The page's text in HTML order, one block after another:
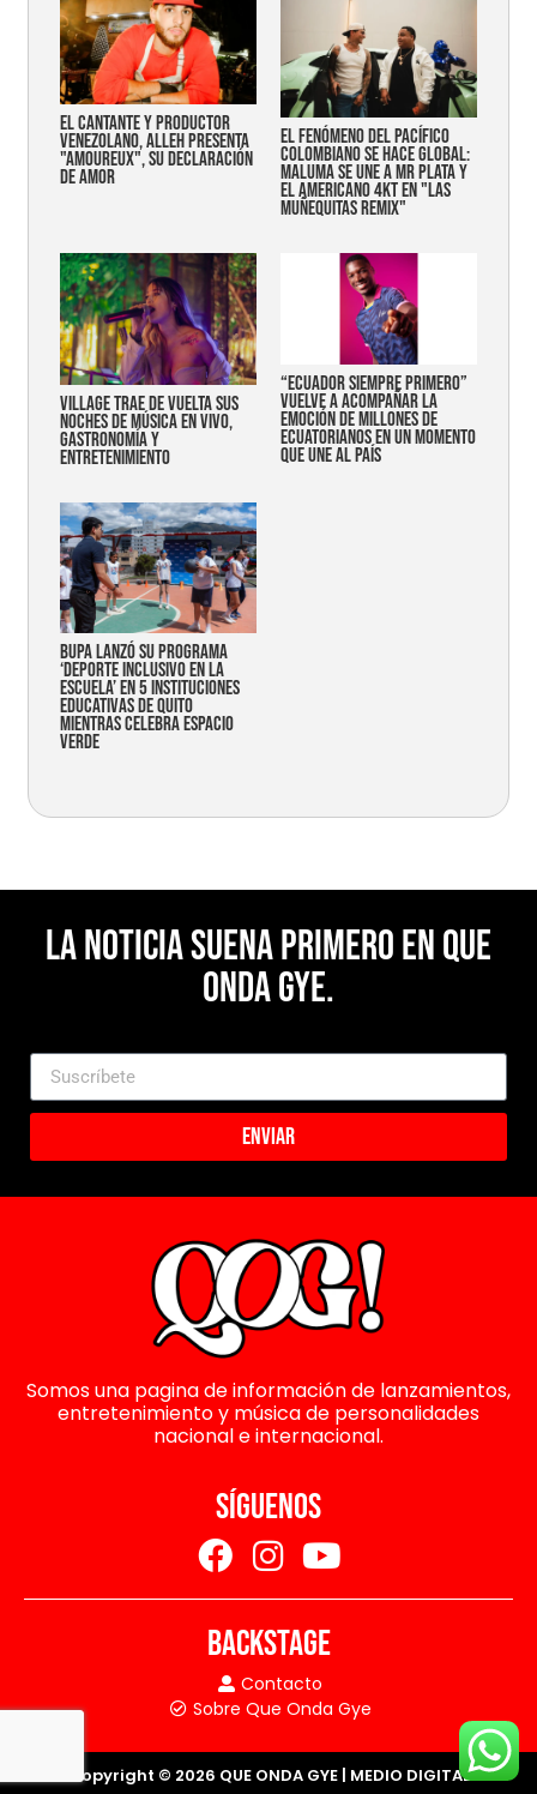
EL CANTANTE Y PRODUCTOR
VENEZOLANO, ALLEH PRESENTA
"AMOUREUX", SU DECLARACIÓN
DE AMOR
EL FENÓMENO DEL PACÍFICO
COLOMBIANO SE HACE GLOBAL:
MALUMA SE UNE A MR PLATA Y
EL AMERICANO 4KT EN "LAS
MUÑEQUITAS REMIX"
Village trae de vuelta sus
noches de música en vivo,
gastronomía y
entretenimiento
“Ecuador siempre primero”
vuelve a acompañar la
emoción de millones de
ecuatorianos en un momento
que une al país
Bupa lanzó su programa
‘Deporte Inclusivo en la
Escuela’ en 5 instituciones
educativas de Quito
mientras celebra espacio
verde
La noticia suena primero en Que
Onda Gye.
Enviar
Somos una pagina de información de lanzamientos,
entretenimiento y música de personalidades
nacional e internacional.
SÍGUENOS
BACKSTAGE
Contacto
Sobre Que Onda Gye
Copyright © 2026 QUE ONDA GYE | MEDIO DIGITAL